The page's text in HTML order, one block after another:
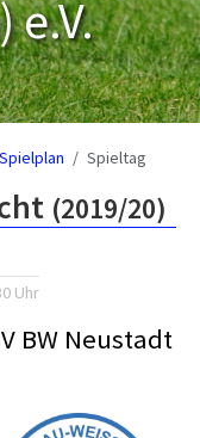
e.V.
Spielplan Spieltag
(2019/20)
Uhr
BW Neustadt